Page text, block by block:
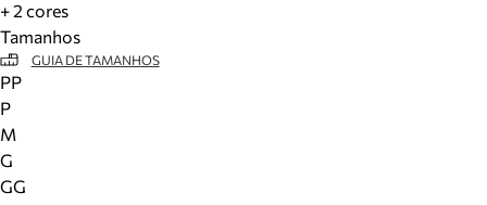
+ 2 cores
Tamanhos
GUIA DE TAMANHOS
PP
P
M
G
GG